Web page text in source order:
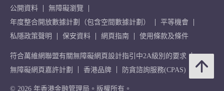
公開資料
無障礙瀏覽
年度整合開放數據計劃（包含空間數據計劃）
平等機會
私隱政策聲明
保安資料 網頁指南 使用條款及條件
符合萬維網聯盟有關無障礙網頁設計指引中2A級別的要求
無障礙網頁嘉許計劃
香港品牌 防貪諮詢服務(CPAS)
© 2026 年香港金融管理局。版權所有。